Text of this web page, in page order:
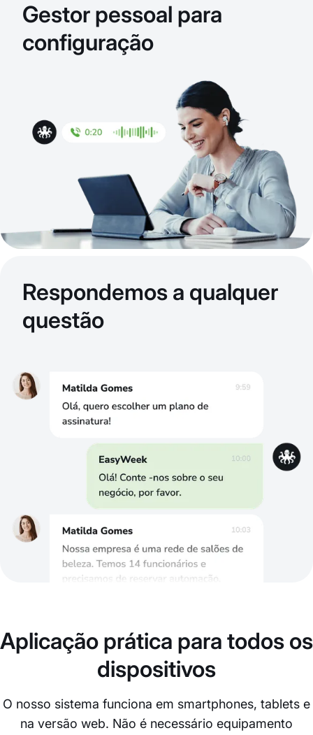
Gestor pessoal para
configuração
Respondemos a qualquer
questão
Aplicação prática para todos os
dispositivos
O nosso sistema funciona em smartphones, tablets e
na versão web. Não é necessário equipamento